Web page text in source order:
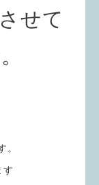
せて
。
す